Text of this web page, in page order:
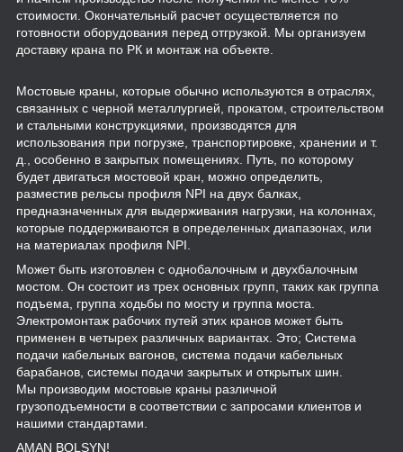
стоимости. Окончательный расчет осуществляется по
готовности оборудования перед отгрузкой. Мы организуем
доставку крана по РК и монтаж на объекте.
Мостовые краны, которые обычно используются в отраслях,
связанных с черной металлургией, прокатом, строительством
и стальными конструкциями, производятся для
использования при погрузке, транспортировке, хранении и т.
д., особенно в закрытых помещениях. Путь, по которому
будет двигаться мостовой кран, можно определить,
разместив рельсы профиля NPI на двух балках,
предназначенных для выдерживания нагрузки, на колоннах,
которые поддерживаются в определенных диапазонах, или
на материалах профиля NPI.
Может быть изготовлен с однобалочным и двухбалочным
мостом. Он состоит из трех основных групп, таких как группа
подъема, группа ходьбы по мосту и группа моста.
Электромонтаж рабочих путей этих кранов может быть
применен в четырех различных вариантах. Это; Система
подачи кабельных вагонов, система подачи кабельных
барабанов, системы подачи закрытых и открытых шин.
Мы производим мостовые краны различной
грузоподъемности в соответствии с запросами клиентов и
нашими стандартами.
AMAN BOLSYN!